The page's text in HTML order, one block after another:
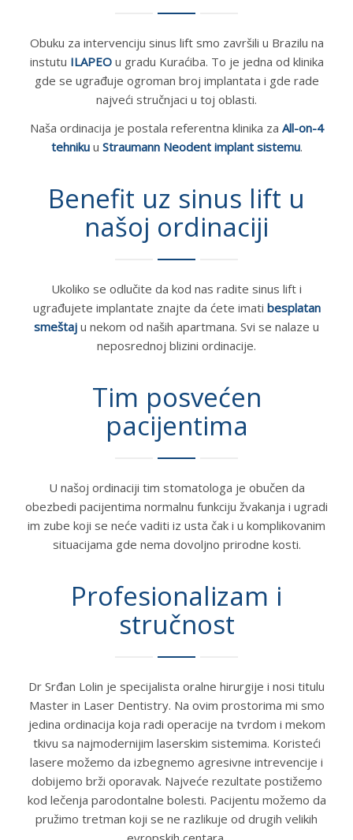
Obuku za intervenciju sinus lift smo završili u Brazilu na
instutu ILAPEOu gradu Kuraćiba. To je jedna od klinika
gde se ugrađuje ogroman broj implantata i gde rade
najveći stručnjaci u toj oblasti.
Naša ordinacija je postala referentna klinika za All-on-4
tehnikuu Straumann Neodent implant sistemu.
Benefit uz sinus lift u
našoj ordinaciji
Ukoliko se odlučite da kod nas radite sinus lift i
ugrađujete implantate znajte da ćete imati besplatan
smeštaj u nekom od naših apartmana. Svi se nalaze u
neposrednoj blizini ordinacije.
Tim posvećen
pacijentima
U našoj ordinaciji tim stomatologa je obučen da
obezbedi pacijentima normalnu funkciju žvakanja i ugradi
im zube koji se neće vaditi iz usta čak i u komplikovanim
situacijama gde nema dovoljno prirodne kosti.
Profesionalizam i
stručnost
Dr Srđan Lolin je specijalista oralne hirurgije i nosi titulu
Master in Laser Dentistry. Na ovim prostorima mi smo
jedina ordinacija koja radi operacije na tvrdom i mekom
tkivu sa najmodernijim laserskim sistemima. Koristeći
lasere možemo da izbegnemo agresivne intrevencije i
dobijemo brži oporavak. Najveće rezultate postižemo
kod lečenja parodontalne bolesti. Pacijentu možemo da
pružimo tretman koji se ne razlikuje od drugih velikih